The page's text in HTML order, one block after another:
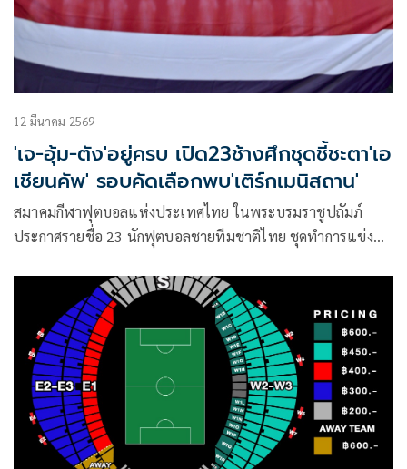
12 มีนาคม 2569
'เจ-อุ้ม-ตัง'อยู่ครบ เปิด23ช้างศึกชุดชี้ชะตา'เอ
เชียนคัพ' รอบคัดเลือกพบ'เติร์กเมนิสถาน'
สมาคมกีฬาฟุตบอลแห่งประเทศไทย ในพระบรมราชูปถัมภ์
ประกาศรายชื่อ 23 นักฟุตบอลชายทีมชาติไทย ชุดทำการแข่งขัน
สถาน ในวันที่ 31 มีนาคม 2569 ภายใต้การคุมทัพของ “แอนโธ
นี ฮัดสัน” หัวหน้าผู้ฝึกสอนชาวอังกฤษ โดยแฟนบอลที่สนใจ
สามารถซื้อบัตรได้ที่ >>> https://bit.ly/3Zs3vDG และจุดจำ
หน่ายไทยทิคเก็ตเมเจอร์ สาขาหลัก 11 สาขา หรือ ทุกช่องทาง
จำหน่าย